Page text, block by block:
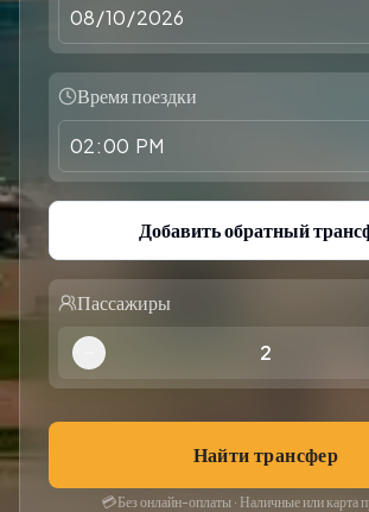
Время поездки
Добавить обратный
Пассажиры
2
Найти трансфер
💳Без онлайн-оплаты · Наличные или карта